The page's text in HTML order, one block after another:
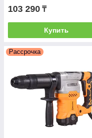
103 290 ₸
Купить
Рассрочка